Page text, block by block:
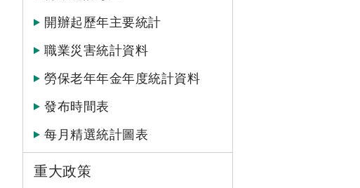
開辦起歷年主要統計
職業災害統計資料
勞保老年年金年度統計資料
發布時間表
每月精選統計圖表
重大政策